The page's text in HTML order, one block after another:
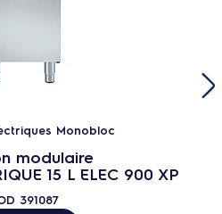
Monobloc
modulaire
15 L ELEC 900 XP
391087